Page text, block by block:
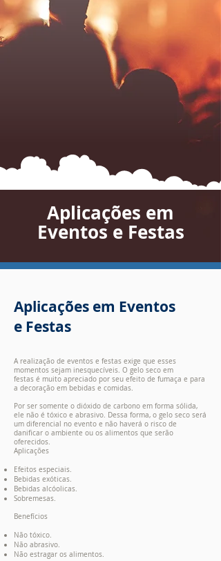
Aplicações em
Eventos e Festas
Aplicações em Eventos
e Festas
A realização de eventos e festas exige que esses
momentos sejam inesquecíveis. O gelo seco em
festas é muito apreciado por seu efeito de fumaça e para
a decoração em bebidas e comidas.
Por ser somente o dióxido de carbono em forma sólida,
ele não é tóxico e abrasivo. Dessa forma, o gelo seco será
um diferencial no evento e não haverá o risco de
danificar o ambiente ou os alimentos que serão
oferecidos.
Aplicações
Efeitos especiais.
Bebidas exóticas.
Bebidas alcóolicas.
Sobremesas.
Benefícios
Não tóxico.
Não abrasivo.
Não estragar os alimentos.